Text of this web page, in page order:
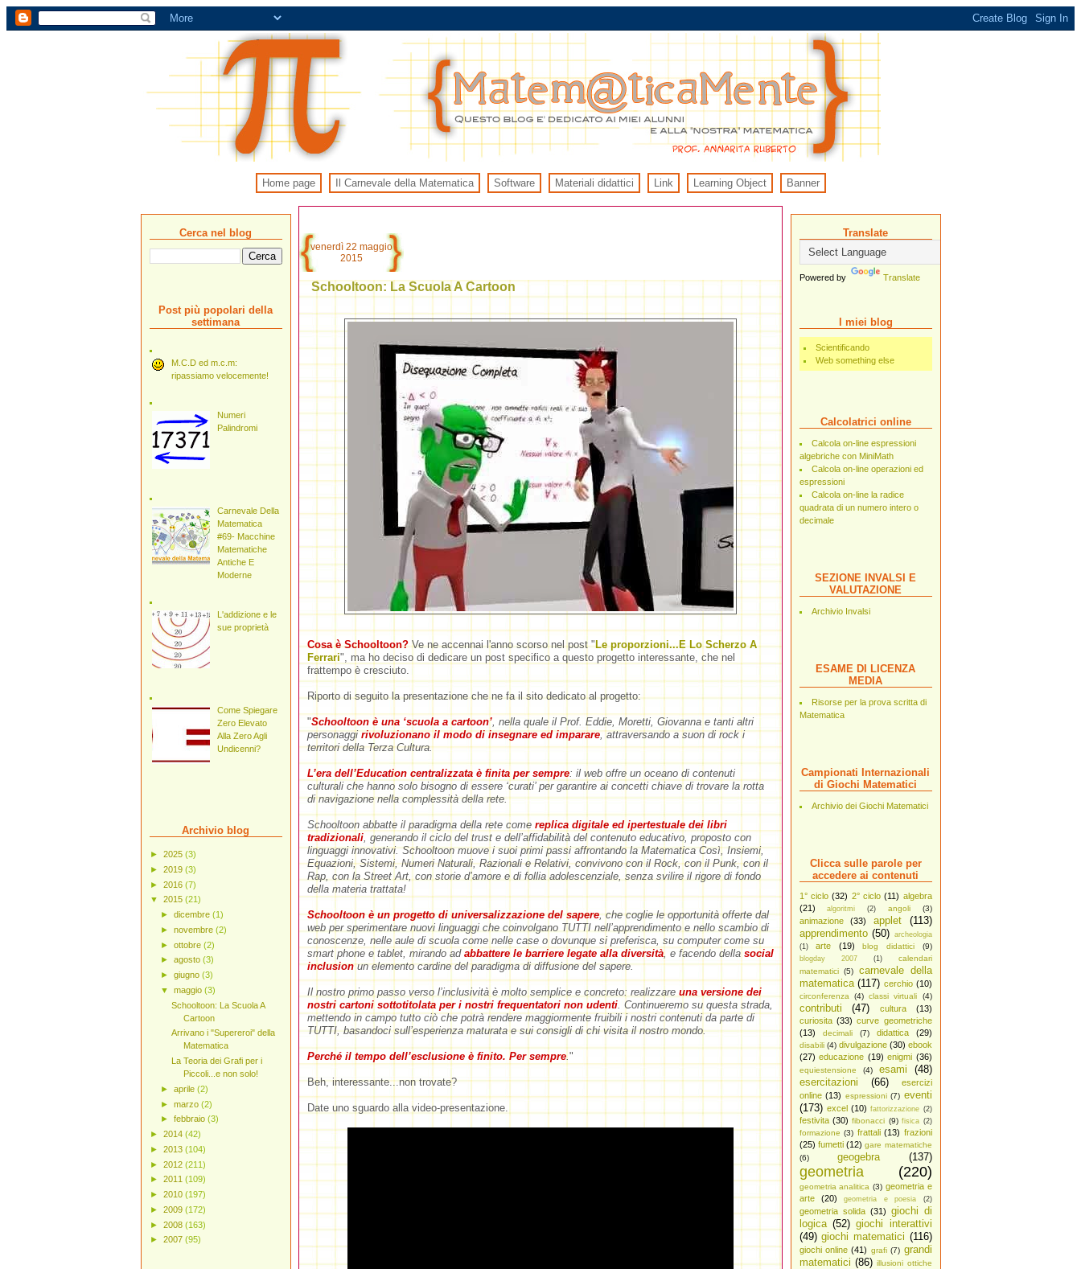
Home page Il Carnevale della Matematica Software Materiali didattici Link Learning Object Banner
Translate
Powered by Translate
I miei blog
Scientificando
Web something else
Calcolatrici online
Calcola on-line espressioni
algebriche con MiniMath
Calcola on-line operazioni ed
espressioni
Calcola on-line la radice
quadrata di un numero intero o
decimale
SEZIONE INVALSI E
VALUTAZIONE
Archivio Invalsi
ESAME DI LICENZA
MEDIA
Risorse per la prova scritta di
Matematica
Campionati Internazionali
di Giochi Matematici
Archivio dei Giochi Matematici
Clicca sulle parole per
accedere ai contenuti
1° ciclo (32) 2° ciclo (11) algebra
(21)
algoritmi (2) angoli (3)
animazione (33) applet
(113)
apprendimento (50) archeologia
(1)
arte (19) blog didattici (9)
blogday 2007 (1)
calendari
matematici
(5)
carnevale della
matematica (117) cerchio (10)
circonferenza (4) classi virtuali (4)
contributi (47) cultura
(13)
curiosita (33) curve geometriche
(13)
decimali (7) didattica (29)
disabili (4) divulgazione (30) ebook
(27) educazione (19) enigmi (36)
equiestensione (4) esami
(48)
esercitazioni
(66)
esercizi
online (13) espressioni (7) eventi
(173) excel (10) fattorizzazione (2)
festivita (30) fibonacci (9) fisica (2)
formazione (3) frattali (13) frazioni
(25) fumetti (12) gare matematiche
(6)
geogebra (137)
geometria (220)
geometria analitica (3) geometria e
arte
(20) geometria e poesia (2)
geometria solida (31) giochi di
logica (52) giochi interattivi
(49) giochi matematici (116)
giochi online (41) grafi (7) grandi
matematici (86) illusioni ottiche
venerdì 22 maggio
2015
Schooltoon: La Scuola A Cartoon
Cosa è Schooltoon?Ve ne accennai l'anno scorso nel post "Le proporzioni...E Lo Scherzo A
Ferrari", ma ho deciso di dedicare un post specifico a questo progetto interessante, che nel
frattempo è cresciuto.
Riporto di seguito la presentazione che ne fa il sito dedicato al progetto:
"Schooltoon è una ‘scuola a cartoon’, nella quale il Prof. Eddie, Moretti, Giovanna e tanti altri
personaggirivoluzionano il modo di insegnare ed imparare, attraversando a suon di rock i
territori della Terza Cultura.
L’era dell’Education centralizzata è finita per sempre: il web offre un oceano di contenuti
culturali che hanno solo bisogno di essere ‘curati’ per garantire ai concetti chiave di trovare la rotta
di navigazione nella complessità della rete.
Schooltoon abbatte il paradigma della rete come replica digitale ed ipertestuale dei libri
tradizionali, generando il ciclo del trust e dell’affidabilità del contenuto educativo, proposto con
linguaggi innovativi. Schooltoon muove i suoi primi passi affrontando la Matematica Così, Insiemi,
Equazioni, Sistemi, Numeri Naturali, Razionali e Relativi, convivono con il Rock, con il Punk, con il
Rap, con la Street Art, con storie d’amore e di follia adolescenziale, senza svilire il rigore di fondo
della materia trattata!
Schooltoon è un progetto di universalizzazione del sapere, che coglie le opportunità offerte dal
web per sperimentare nuovi linguaggi che coinvolgano TUTTI nell’apprendimento e nello scambio di
conoscenze, nelle aule di scuola come nelle case o dovunque si preferisca, su computer come su
smart phone e tablet, mirando ad abbattere le barriere legate alla diversità, e facendo della social
inclusionun elemento cardine del paradigma di diffusione del sapere.
Il nostro primo passo verso l’inclusività è molto semplice e concreto: realizzare una versione dei
nostri cartoni sottotitolata per i nostri frequentatori non udenti. Continueremo su questa strada,
mettendo in campo tutto ciò che potrà rendere maggiormente fruibili i nostri contenuti da parte di
TUTTI, basandoci sull’esperienza maturata e sui consigli di chi visita il nostro mondo.
Perché il tempo dell’esclusione è finito. Per sempre."
Beh, interessante...non trovate?
Date uno sguardo alla video-presentazione.
Cerca nel blog
Post più popolari della
settimana
M.C.D ed m.c.m:
ripassiamo velocemente!
Numeri
Palindromi
Carnevale Della
Matematica
#69- Macchine
Matematiche
Antiche E
Moderne
L'addizione e le
sue proprietà
Come Spiegare
Zero Elevato
Alla Zero Agli
Undicenni?
Archivio blog
► 2025 (3)
► 2019 (3)
► 2016 (7)
▼ 2015 (21)
► dicembre (1)
► novembre (2)
► ottobre (2)
► agosto (3)
► giugno (3)
▼ maggio (3)
Schooltoon: La Scuola A
Cartoon
Arrivano i "Supereroi" della
Matematica
La Teoria dei Grafi per i
Piccoli...e non solo!
► aprile (2)
► marzo (2)
► febbraio (3)
► 2014 (42)
► 2013 (104)
► 2012 (211)
► 2011 (109)
► 2010 (197)
► 2009 (172)
► 2008 (163)
► 2007 (95)